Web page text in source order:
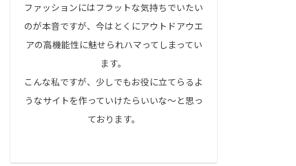
ファッションにはフラットな気持ちでいたい
のが本音ですが、今はとくにアウトドアウエ
アの高機能性に魅せられハマってしまってい
ます。
こんな私ですが、少しでもお役に立てらるよ
うなサイトを作っていけたらいいな～と思っ
ております。